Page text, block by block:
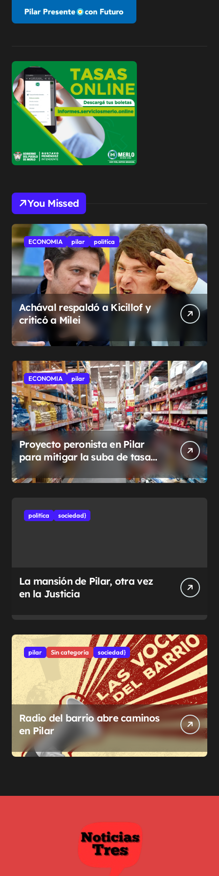
You Missed
ECONOMIA pilar politíca
Achával respaldó a Kicillof y
criticó a Milei
ECONOMIA pilar
Proyecto peronista en Pilar
para mitigar la suba de tasas
municipales
politíca sociedad}
La mansión de Pilar, otra vez
en la Justicia
pilar Sin categoría sociedad}
Radio del barrio abre caminos
en Pilar